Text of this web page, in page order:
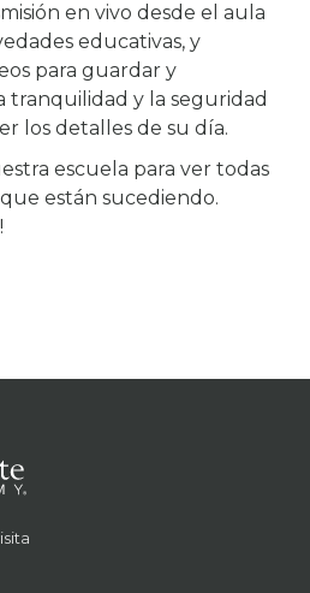
en vivo desde el aula
educativas, y
para guardar y
tranquilidad y la seguridad
los detalles de su día.
escuela para ver todas
que están sucediendo.